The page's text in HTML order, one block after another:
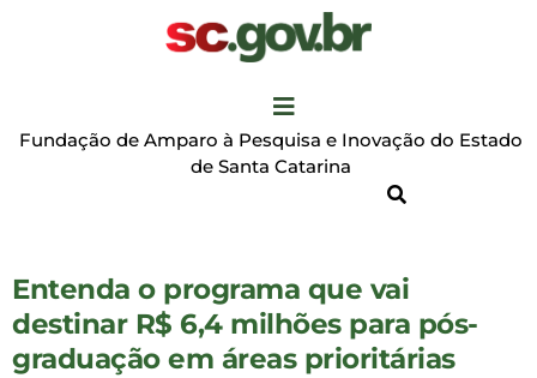
Fundação de Amparo à Pesquisa e Inovação do Estado
de Santa Catarina
Entenda o programa que vai
destinar R$ 6,4 milhões para pós-
graduação em áreas prioritárias